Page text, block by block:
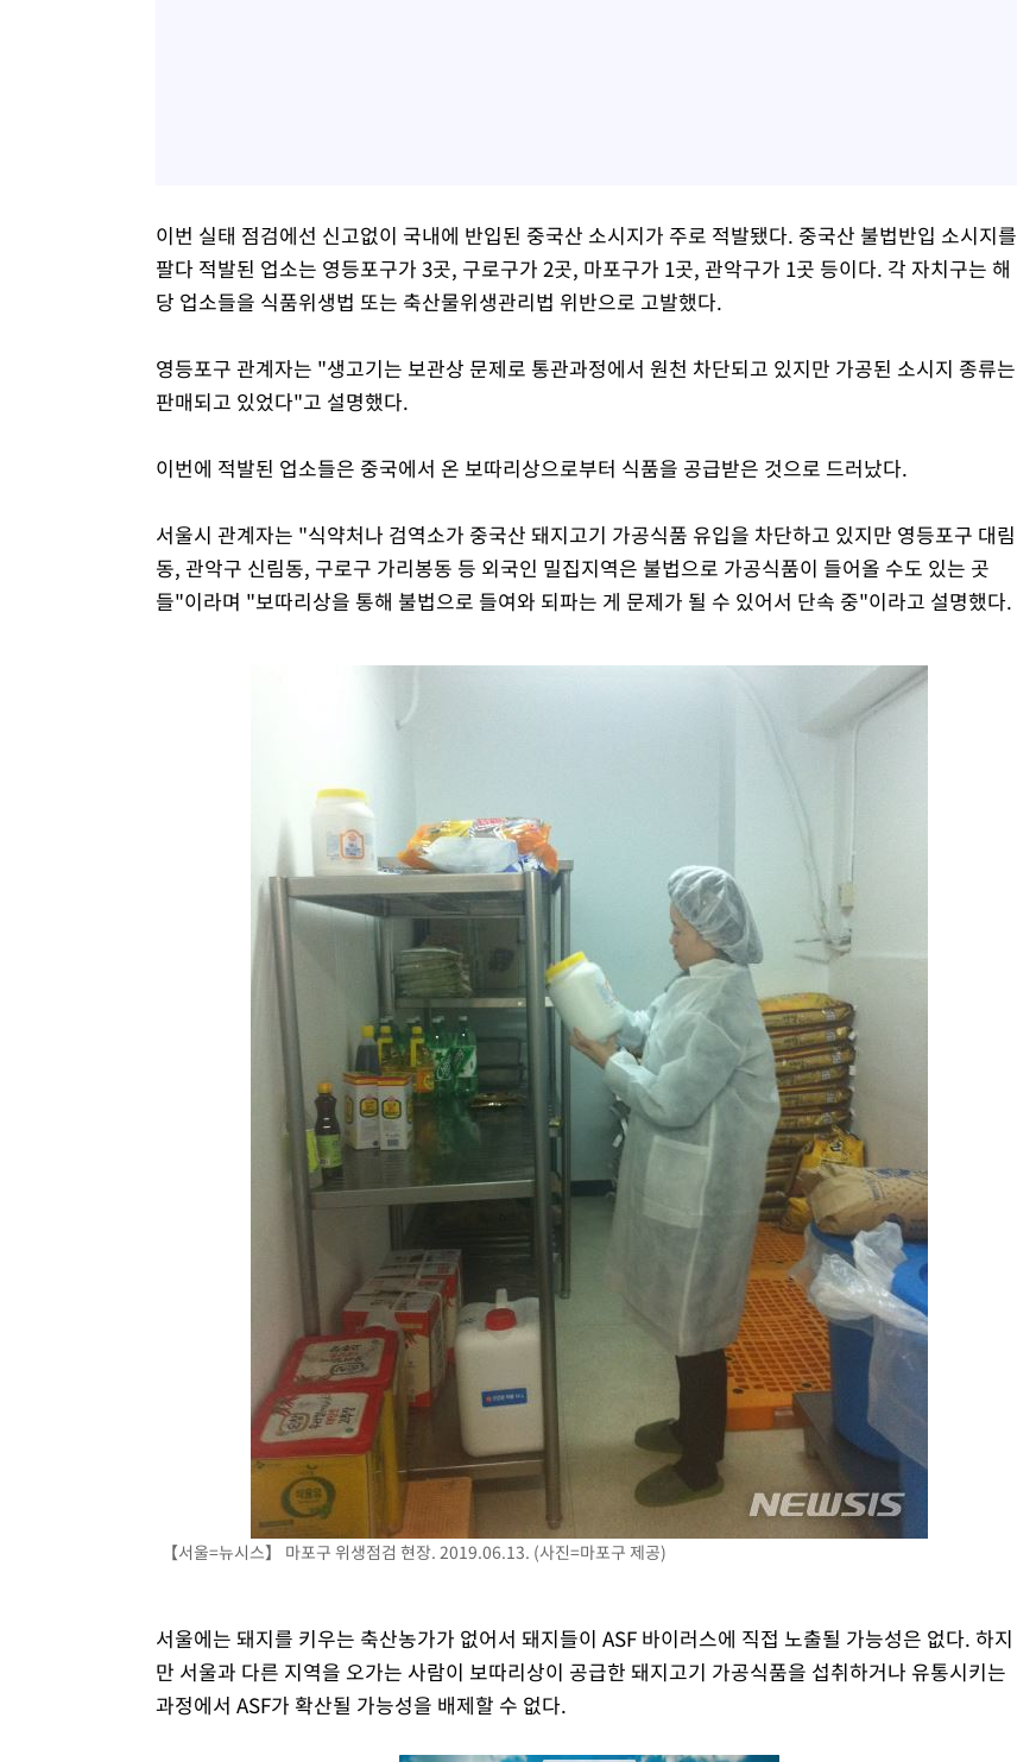
이번 실태 점검에선 신고없이 국내에 반입된 중국산 소시지가 주로 적발됐다. 중국산 불법반입 소시지를
팔다 적발된 업소는 영등포구가 3곳, 구로구가 2곳, 마포구가 1곳, 관악구가 1곳 등이다. 각 자치구는 해
당 업소들을 식품위생법 또는 축산물위생관리법 위반으로 고발했다.
영등포구 관계자는 "생고기는 보관상 문제로 통관과정에서 원천 차단되고 있지만 가공된 소시지 종류는
판매되고 있었다"고 설명했다.
이번에 적발된 업소들은 중국에서 온 보따리상으로부터 식품을 공급받은 것으로 드러났다.
서울시 관계자는 "식약처나 검역소가 중국산 돼지고기 가공식품 유입을 차단하고 있지만 영등포구 대림
동, 관악구 신림동, 구로구 가리봉동 등 외국인 밀집지역은 불법으로 가공식품이 들어올 수도 있는 곳
들"이라며 "보따리상을 통해 불법으로 들여와 되파는 게 문제가 될 수 있어서 단속 중"이라고 설명했다.
【서울=뉴시스】 마포구 위생점검 현장. 2019.06.13. (사진=마포구 제공)
서울에는 돼지를 키우는 축산농가가 없어서 돼지들이 ASF 바이러스에 직접 노출될 가능성은 없다. 하지
만 서울과 다른 지역을 오가는 사람이 보따리상이 공급한 돼지고기 가공식품을 섭취하거나 유통시키는
과정에서 ASF가 확산될 가능성을 배제할 수 없다.